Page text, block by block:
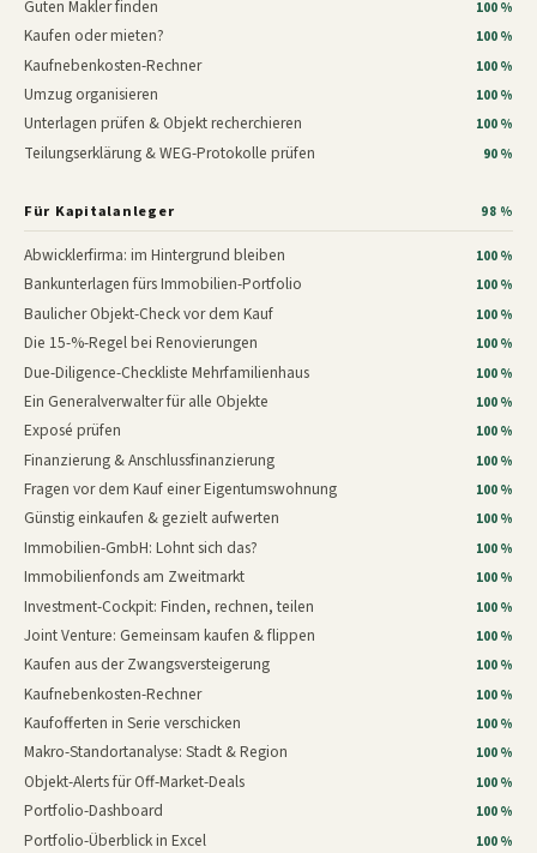
Guten Makler finden 100 %
Kaufen oder mieten? 100 %
Kaufnebenkosten-Rechner 100 %
Umzug organisieren 100 %
Unterlagen prüfen & Objekt recherchieren 100 %
Teilungserklärung & WEG-Protokolle prüfen 90 %
Für Kapitalanleger 98 %
Abwicklerfirma: im Hintergrund bleiben 100 %
Bankunterlagen fürs Immobilien-Portfolio 100 %
Baulicher Objekt-Check vor dem Kauf 100 %
Die 15-%-Regel bei Renovierungen 100 %
Due-Diligence-Checkliste Mehrfamilienhaus 100 %
Ein Generalverwalter für alle Objekte 100 %
Exposé prüfen 100 %
Finanzierung & Anschlussfinanzierung 100 %
Fragen vor dem Kauf einer Eigentumswohnung 100 %
Günstig einkaufen & gezielt aufwerten 100 %
Immobilien-GmbH: Lohnt sich das? 100 %
Immobilienfonds am Zweitmarkt 100 %
Investment-Cockpit: Finden, rechnen, teilen 100 %
Joint Venture: Gemeinsam kaufen & flippen 100 %
Kaufen aus der Zwangsversteigerung 100 %
Kaufnebenkosten-Rechner 100 %
Kaufofferten in Serie verschicken 100 %
Makro-Standortanalyse: Stadt & Region 100 %
Objekt-Alerts für Off-Market-Deals 100 %
Portfolio-Dashboard 100 %
Portfolio-Überblick in Excel 100 %